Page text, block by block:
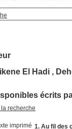
El Hadi ,
écrits
recherche
1. Au fil des